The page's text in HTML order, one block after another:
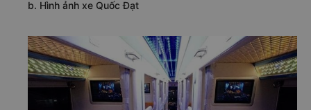
b. Hình ảnh xe Quốc Đạt